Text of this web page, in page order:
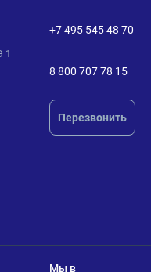
1
+7 495 545 48 70
8 800 707 78 15
Перезвонить
Мы в